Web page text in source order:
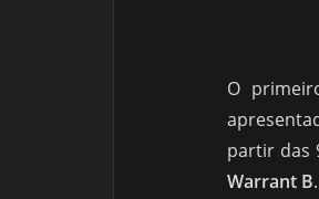
O
partir das
Warrant B